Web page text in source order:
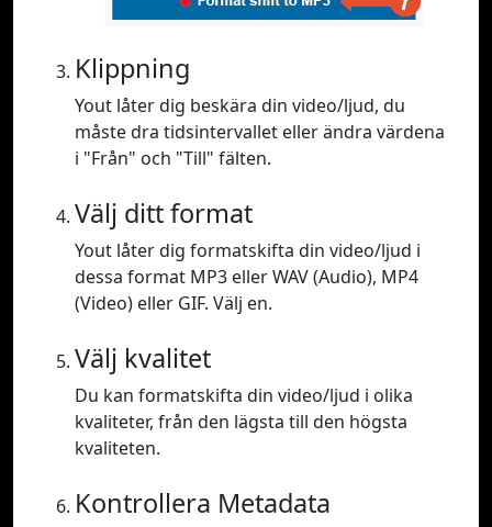
Klippning
Yout låter dig beskära din video/ljud, du
måste dra tidsintervallet eller ändra värdena
i "Från" och "Till" fälten.
Välj ditt format
Yout låter dig formatskifta din video/ljud i
dessa format MP3 eller WAV (Audio), MP4
(Video) eller GIF. Välj en.
Välj kvalitet
Du kan formatskifta din video/ljud i olika
kvaliteter, från den lägsta till den högsta
kvaliteten.
Kontrollera Metadata